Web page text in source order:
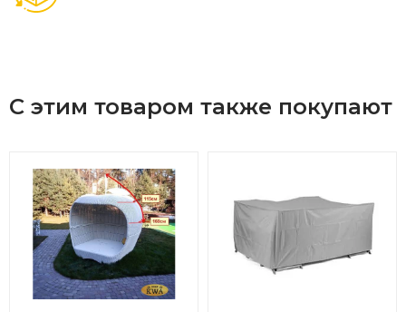
С этим товаром также покупают